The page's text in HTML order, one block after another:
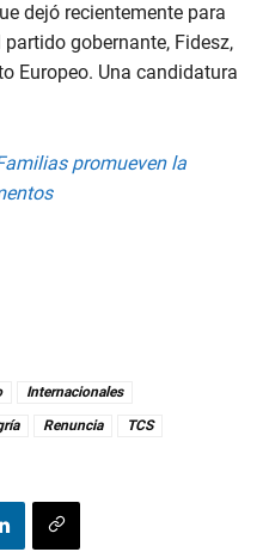
dejó recientemente para
gobernante, Fidesz,
Europeo. Una candidatura
promueven la
Internacionales
Renuncia
TCS